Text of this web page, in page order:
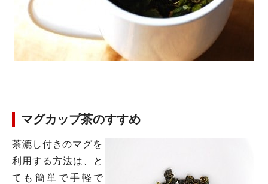
マグカップ茶のすすめ
茶漉し付きのマグを
利用する方法は、と
ても簡単で手軽で